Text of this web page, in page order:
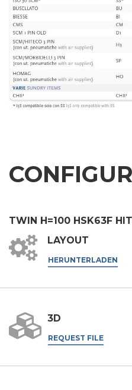
Bitte füllen Sie das Formular
Vorname
TWIN H=100 HSK63F
LAYOUT
HERUNTERLADEN
3D
REQUEST FILE